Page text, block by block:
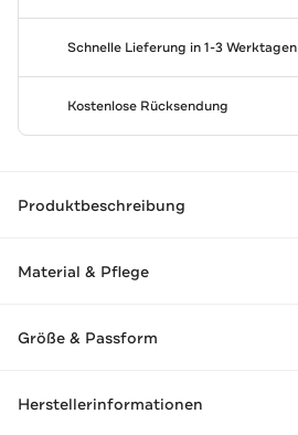
Schnelle Lieferung in 1-3 Werktagen
Kostenlose Rücksendung
Produktbeschreibung
Material & Pflege
Größe & Passform
Herstellerinformationen